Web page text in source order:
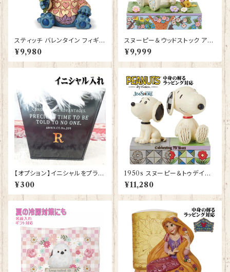
スティッチ バレンタイン フィギュ
ア プレゼント ギフト グッズ 誕生
日プレゼント 人形 置物 ジムシ
ョア グッズ Disney Tradition
祝い 結婚記念日 JIM SHORE
本命 義理 ディズニーランド ディ
ズニーシー ディズニーワールド
ディズニー
¥9,980
スヌーピー＆ウッドストック アイ
スクリーム JIM SHORE フィギ
ュア プレゼント ギフト グッズ お
祝い 人形 置物 ジムショア グッ
タインデー ホワイトデー 母の日
贈り物 お祝い 退職祝い 卒業祝
¥9,999
【オプション】イニシャルをプラス
する
¥300
1950s スヌーピー＆トゥデイズ
スヌーピー Snoopy JIM SHO
RE フィギュア プレゼント ギフト
グッズ お祝い 人形 置物 ジムシ
お祝い
¥11,280